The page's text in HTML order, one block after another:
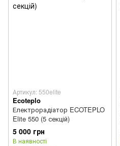
Артикул: 550elite
Ecoteplo
Електрорадіатор ECOTEPLO
Elite 550 (5 секцій)
5 000 грн
В наявності